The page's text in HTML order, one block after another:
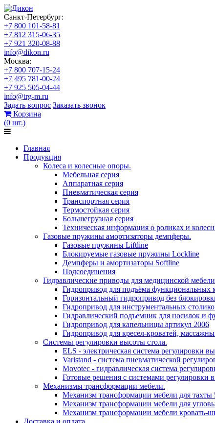
Санкт-Петербург:
+7 800 101-58-81
+7 812 315-06-35
+7 921 320-08-88
info@dikon.ru
Москва:
+7 800 707-15-24
+7 495 781-00-24
+7 925 505-04-44
info@trg-m.ru
Задать вопрос Заказать звонок
Корзина
(0 шт.)
Главная
Продукция
Колеса и колесные опоры.
Мебельная серия
Аппаратная серия
Пневматическая серия
Транспортная серия
Термостойкая серия
Большегрузная серия
Техническая информация о роликах и
Газовые пружины амортизаторы демпферы.
Газовые пружины Liftline
Блокируемые газовые пружины Lockline
Демпферы и амортизаторы Softline
Подсоединения
Гидравлические приводы для медицинской мебели
Гидропривод для подъёма функциональных
Горизонтальный гидропривод без
Гидропривод для инструментальных
Гидравлический подъемник для носилок и
Гидропривод для капельницы артикул 2006
Гидропривод для кресел-кроватей,
Системы регулировки высоты стола.
ELS - электрическая система регулировки
Varistand - система пневматической
Movotec - гидравлическая система
Готовые решения с системами регулировки
Механизмы трансформации мебели.
Механизм трансформации мебели для тахты
Механизм трансформации мебели для
Механизм трансформации мебели кровать-
Доставка и оплата